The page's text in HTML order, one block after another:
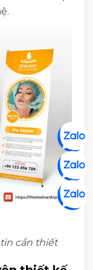
cần thiết